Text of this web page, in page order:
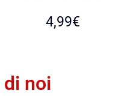
4,99€
noi